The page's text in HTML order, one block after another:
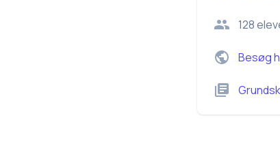
128
Besøg